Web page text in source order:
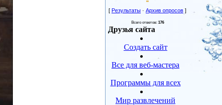
[ Результаты · Архив опросов ]
Всего ответов: 176
Друзья сайта
Создать сайт
Все для веб-мастера
Программы для всех
Мир развлечений